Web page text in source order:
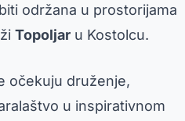
održana u prostorijama
Topoljar u Kostolcu.
očekuju druženje,
u inspirativnom